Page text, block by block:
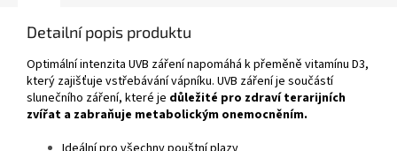
Detailní popis produktu
Optimální intenzita UVB záření napomáhá k přeměně vitamínu D3,
který zajišťuje vstřebávání vápníku. UVB záření je součástí
slunečního záření, které je důležité pro zdraví terarijních
zvířat a zabraňuje metabolickým onemocněním.